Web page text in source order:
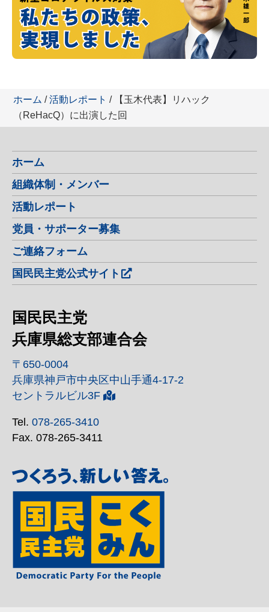
ホーム /活動レポート / 【玉木代表】リハック
（ReHacQ）に出演した回
ホーム
組織体制・メンバー
活動レポート
党員・サポーター募集
ご連絡フォーム
国民民主党公式サイト
国民民主党
兵庫県総支部連合会
〒650-0004
兵庫県神戸市中央区中山手通4-17-2
セントラルビル3F
Tel. 078-265-3410
Fax. 078-265-3411